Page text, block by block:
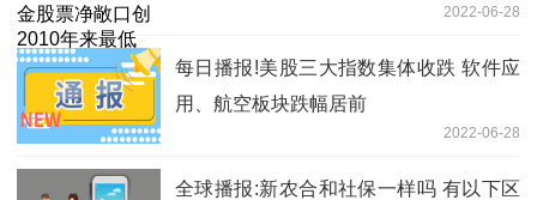
2022-06-28
每日播报!美股三大指数集体收跌 软件应
用、航空板块跌幅居前
2022-06-28
全球播报:新农合和社保一样吗 有以下区